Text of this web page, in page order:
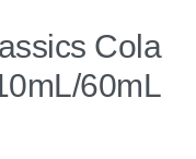
Cola
60mL